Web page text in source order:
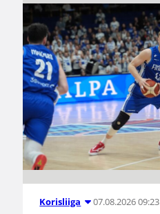
Korisliiga 07.08.2026 09:23